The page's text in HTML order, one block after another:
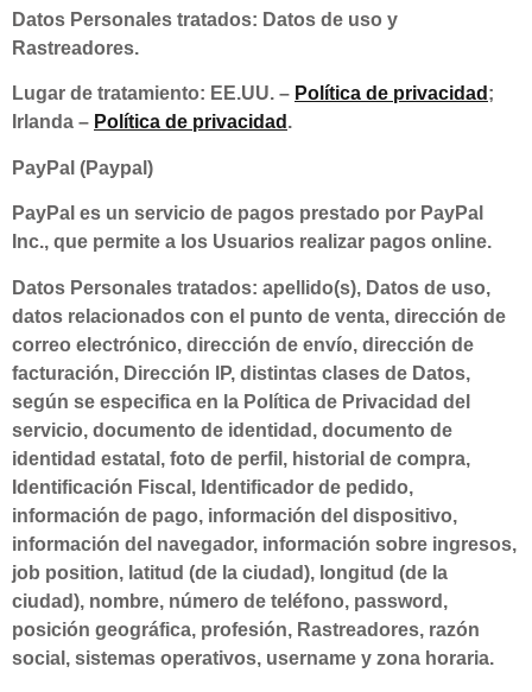
Datos Personales tratados: Datos de uso y
Rastreadores.
Lugar de tratamiento: EE.UU. – Política de privacidad ;
Irlanda – Política de privacidad .
PayPal (Paypal)
PayPal es un servicio de pagos prestado por PayPal
Inc., que permite a los Usuarios realizar pagos online.
Datos Personales tratados: apellido(s), Datos de uso,
datos relacionados con el punto de venta, dirección de
correo electrónico, dirección de envío, dirección de
facturación, Dirección IP, distintas clases de Datos,
según se especifica en la Política de Privacidad del
servicio, documento de identidad, documento de
identidad estatal, foto de perfil, historial de compra,
Identificación Fiscal, Identificador de pedido,
información de pago, información del dispositivo,
información del navegador, información sobre ingresos,
job position, latitud (de la ciudad), longitud (de la
ciudad), nombre, número de teléfono, password,
posición geográfica, profesión, Rastreadores, razón
social, sistemas operativos, username y zona horaria.